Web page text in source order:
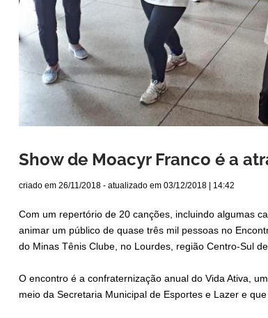
Show de Moacyr Franco é a
criado em 26/11/2018 - atualizado em 03/12/2018 | 14:42
Com um repertório de 20 canções, incluindo algumas
animar um público de quase três mil pessoas no
do Minas Tênis Clube, no Lourdes, região Centro-Sul
O encontro é a confraternização anual do Vida Ativa,
meio da Secretaria Municipal de Esportes e Lazer e